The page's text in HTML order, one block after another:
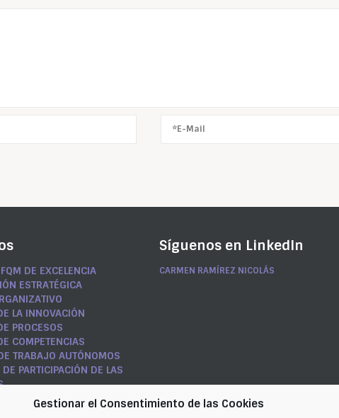
Gestionar el Consentimiento de las Cookies
DE EXCELENCIA
ESTRATÉGICA
LA INNOVACIÓN
PROCESOS
COMPETENCIAS
TRABAJO AUTÓNOMOS
PARTICIPACIÓN DE LAS
DE DESARROLLO DE
Síguenos en LinkedIn
CARMEN RAMÍREZ NICOLÁS